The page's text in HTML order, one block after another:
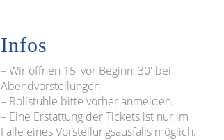
Infos
– Wir öffnen 15′ vor Beginn, 30′ bei
Abendvorstellungen
– Rollstühle bitte vorher anmelden.
– Eine Erstattung der Tickets ist nur im
Falle eines Vorstellungsausfalls möglich.